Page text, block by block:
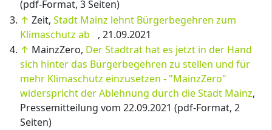
(pdf-Format, 3 Seiten)
↑ Zeit, Stadt Mainz lehnt Bürgerbegehren zum
Klimaschutz ab
, 21.09.2021
↑ MainzZero, Der Stadtrat hat es jetzt in der Hand
sich hinter das Bürgerbegehren zu stellen und für
mehr Klimaschutz einzusetzen - "MainzZero"
widerspricht der Ablehnung durch die Stadt Mainz,
Pressemitteilung vom 22.09.2021 (pdf-Format, 2
Seiten)